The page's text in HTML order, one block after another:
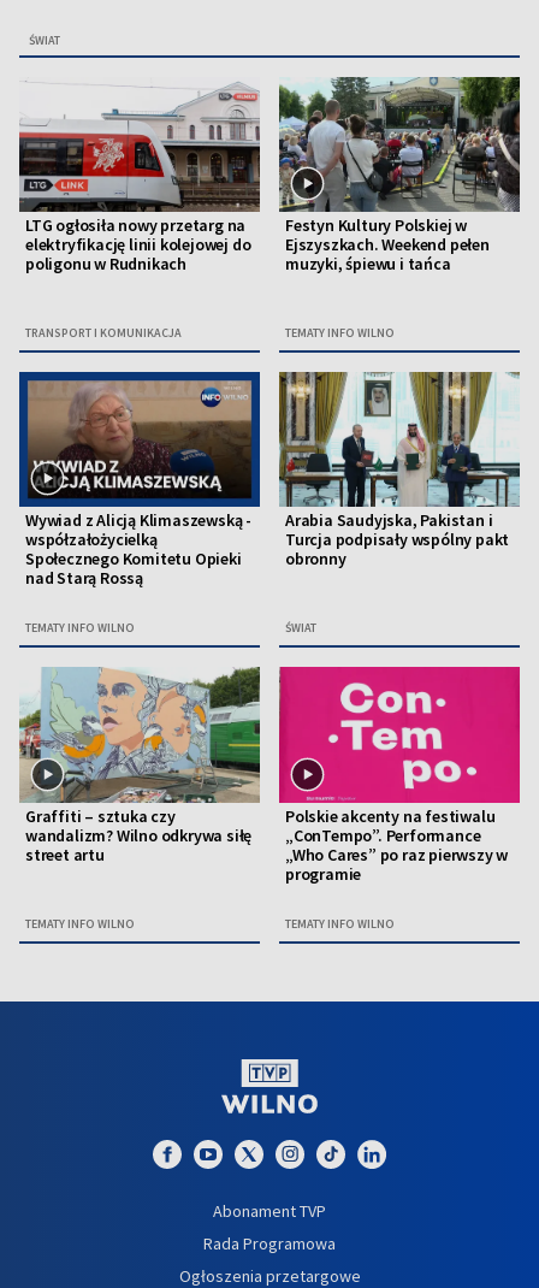
ŚWIAT
LTG ogłosiła nowy przetarg na
elektryfikację linii kolejowej do
poligonu w Rudnikach
TRANSPORT I KOMUNIKACJA
Festyn Kultury Polskiej w
Ejszyszkach. Weekend pełen
muzyki, śpiewu i tańca
TEMATY INFO WILNO
Wywiad z Alicją Klimaszewską -
współzałożycielką
Społecznego Komitetu Opieki
nad Starą Rossą
TEMATY INFO WILNO
Arabia Saudyjska, Pakistan i
Turcja podpisały wspólny pakt
obronny
ŚWIAT
Graffiti – sztuka czy
wandalizm? Wilno odkrywa siłę
street artu
TEMATY INFO WILNO
Polskie akcenty na festiwalu
„ConTempo”. Performance
„Who Cares” po raz pierwszy w
programie
TEMATY INFO WILNO
Abonament TVP
Rada Programowa
Ogłoszenia przetargowe